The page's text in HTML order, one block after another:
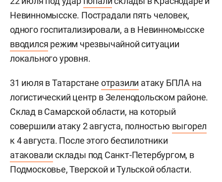
Невинномысске. Пострадали пять человек,
одного госпитализировали, а в Невинномысске
вводился режим чрезвычайной ситуации
локального уровня.
31 июля в Татарстане отразили атаку БПЛА на
логистический центр в Зеленодольском районе.
Склад в Самарской области, на который
совершили атаку 2 августа, полностью выгорел
к 4 августа. После этого беспилотники
атаковали склады под Санкт-Петербургом, в
Подмосковье, Тверской и Тульской области.